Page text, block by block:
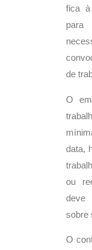
fica à
de
O
data,
ou
deve
sobre
O